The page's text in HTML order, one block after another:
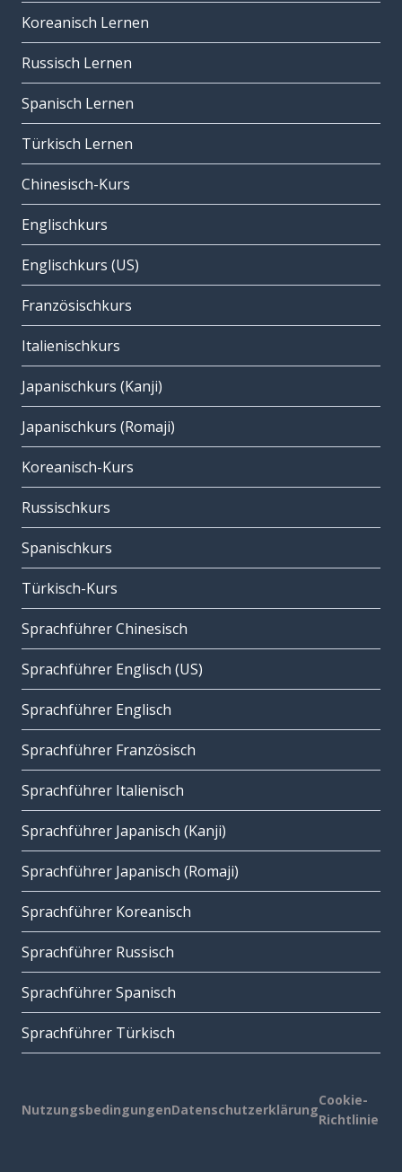
Koreanisch Lernen
Russisch Lernen
Spanisch Lernen
Türkisch Lernen
Chinesisch-Kurs
Englischkurs
Englischkurs (US)
Französischkurs
Italienischkurs
Japanischkurs (Kanji)
Japanischkurs (Romaji)
Koreanisch-Kurs
Russischkurs
Spanischkurs
Türkisch-Kurs
Sprachführer Chinesisch
Sprachführer Englisch (US)
Sprachführer Englisch
Sprachführer Französisch
Sprachführer Italienisch
Sprachführer Japanisch (Kanji)
Sprachführer Japanisch (Romaji)
Sprachführer Koreanisch
Sprachführer Russisch
Sprachführer Spanisch
Sprachführer Türkisch
NutzungsbedingungenDatenschutzerklärung
Cookie-
Richtlinie